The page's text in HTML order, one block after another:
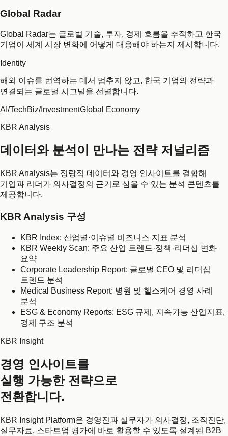
Global Radar
Global Radar는 글로벌 기술, 투자, 경제 흐름을 추적하고 한국
기업이 세계 시장 변화에 어떻게 대응해야 하는지 제시합니다.
Identity
해외 이슈를 번역하는 데서 멈추지 않고, 한국 기업의 전략과
연결되는 글로벌 시그널을 선별합니다.
AI/TechBiz/InvestmentGlobal Economy
KBR Analysis
데이터와 분석이 만나는 전략 저널리즘
KBR Analysis는 정량적 데이터와 경영 인사이트를 결합해
기업과 리더가 의사결정의 근거로 삼을 수 있는 분석 콘텐츠를
제공합니다.
KBR Analysis 구성
KBR Index: 산업별·이슈별 비즈니스 지표 분석
KBR Weekly Scan: 주요 산업 트렌드·정책·리더십 변화
요약
Corporate Leadership Report: 글로벌 CEO 및 리더십
트렌드 분석
Medical Business Report: 병원 및 헬스케어 경영 사례
분석
ESG & Economy Reports: ESG 규제, 지속가능 산업지표,
경제 구조 분석
KBR Insight
경영 인사이트를
실행 가능한 전략으로
전환합니다.
KBR Insight Platform은 경영진과 실무자가 의사결정, 조직진단,
실무자료, 스타트업 평가에 바로 활용할 수 있도록 설계된 B2B